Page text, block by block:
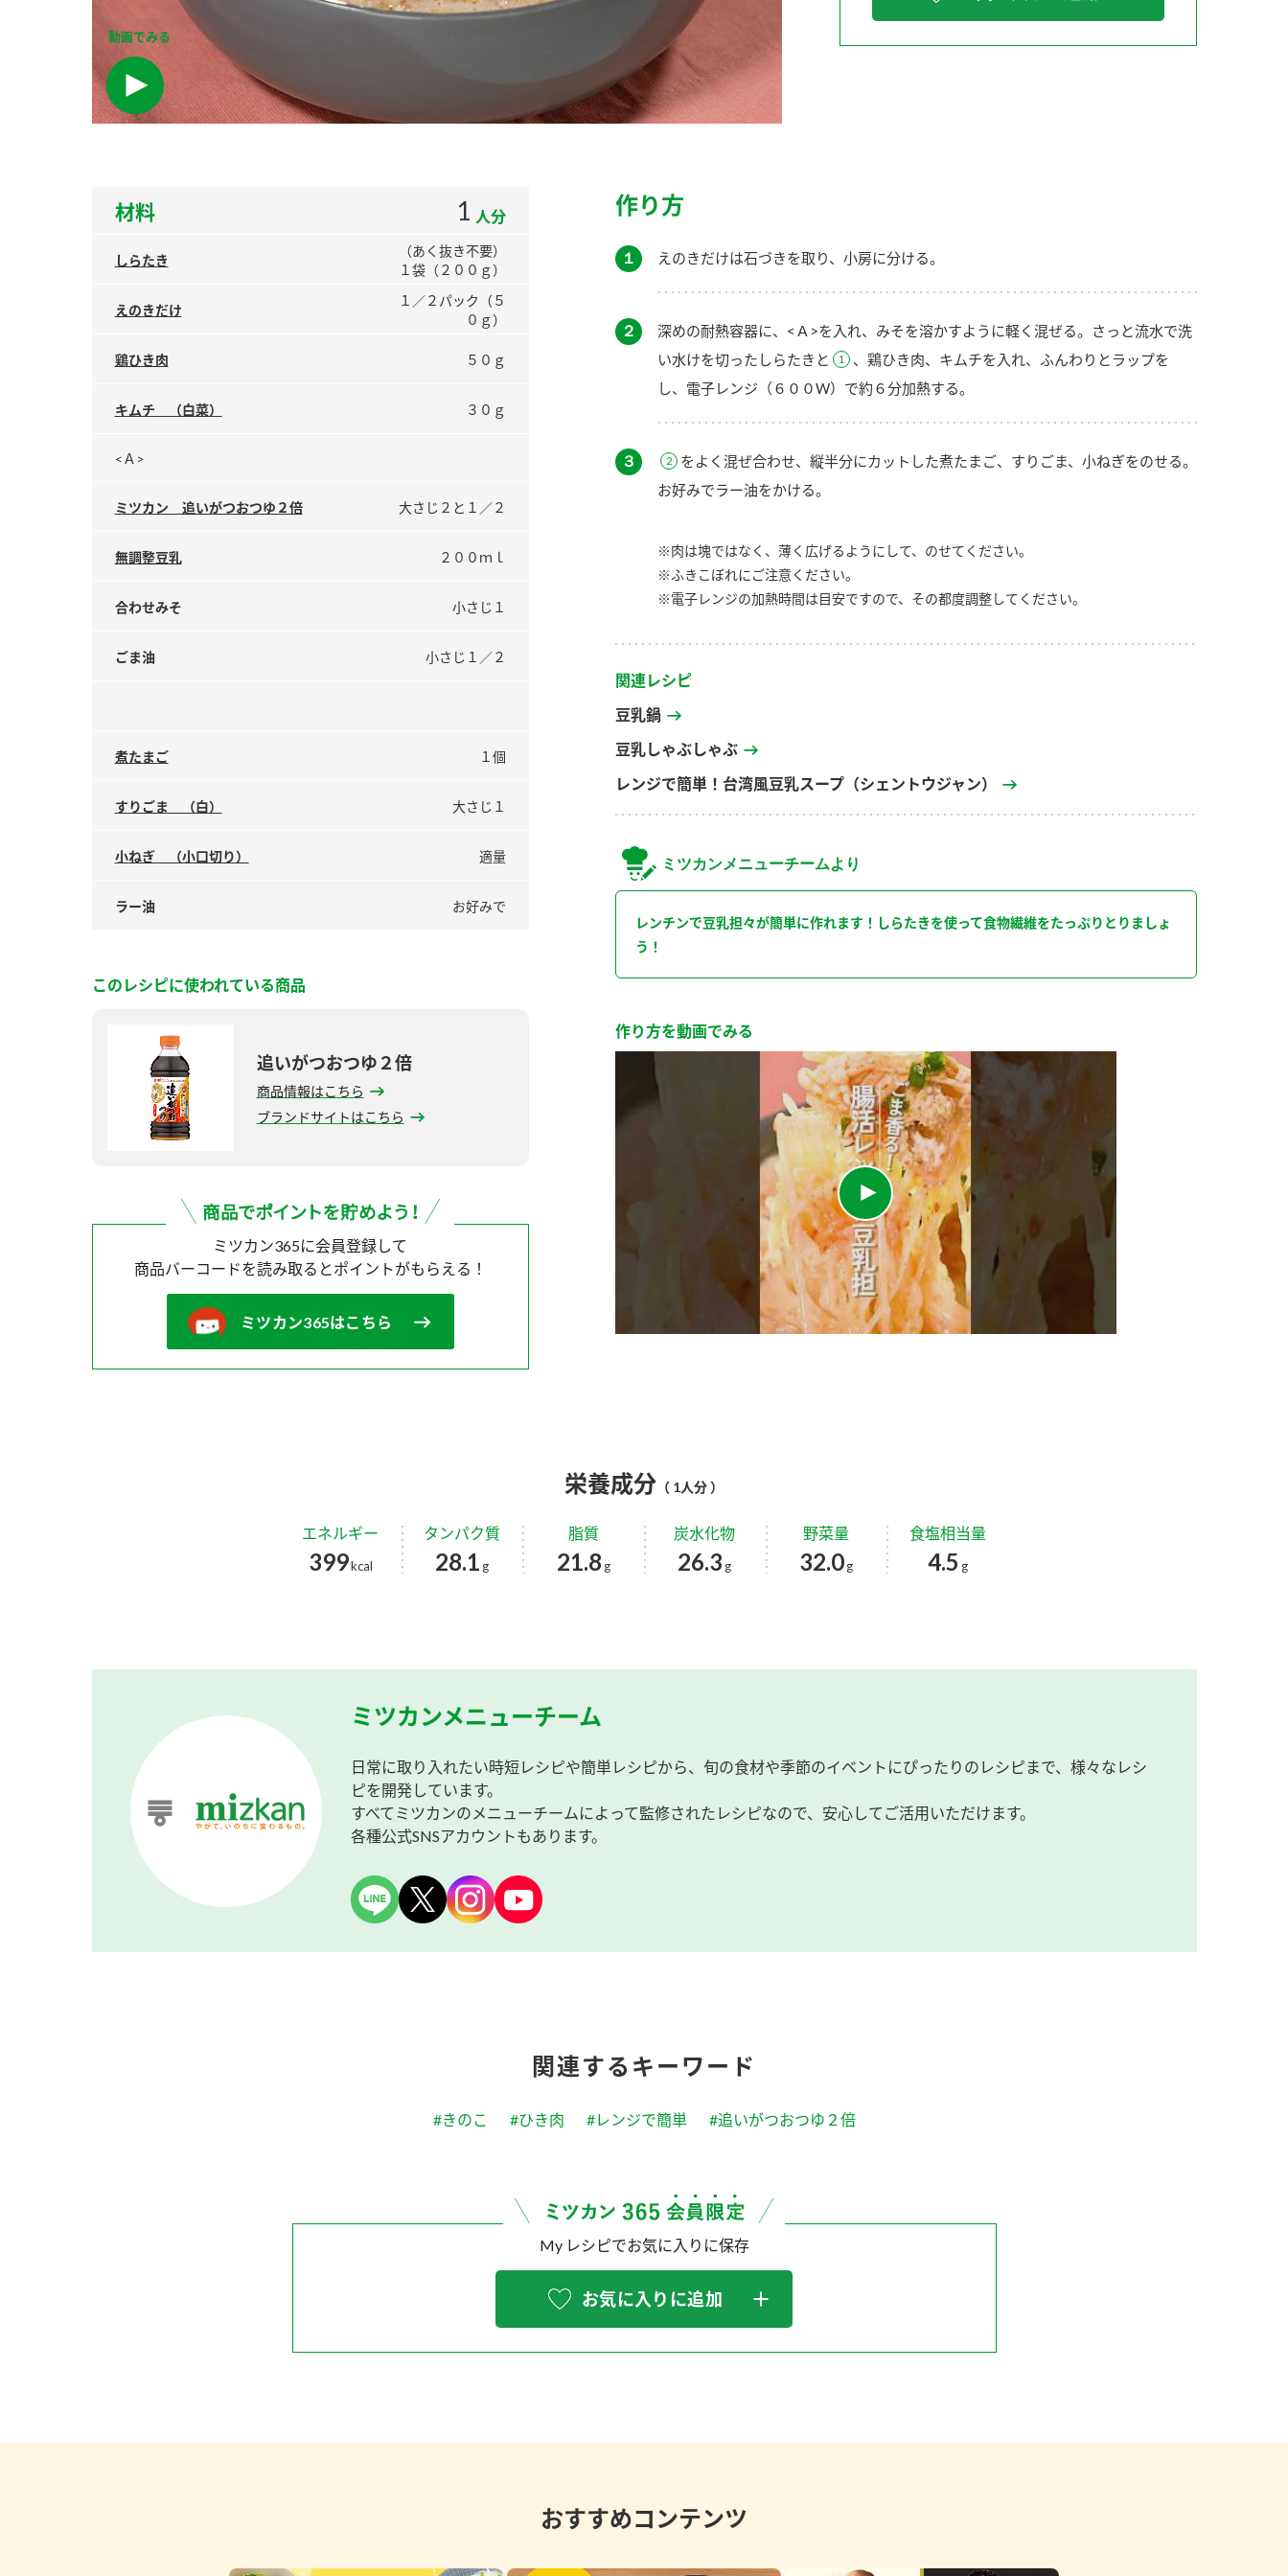
動画でみる
材料 1 人分
しらたき
（あく抜き不要）
１袋（２００ｇ）
えのきだけ
１／２パック（５
０ｇ）
鶏ひき肉 ５０ｇ
キムチ （白菜） ３０ｇ
<Ａ>
ミツカン 追いがつおつゆ２倍 大さじ２と１／２
無調整豆乳 ２００ｍｌ
合わせみそ 小さじ１
ごま油 小さじ１／２
煮たまご １個
すりごま （白） 大さじ１
小ねぎ （小口切り） 適量
ラー油 お好みで
このレシピに使われている商品
追いがつおつゆ２倍
商品情報はこちら
ブランドサイトはこちら
ミツカン365に会員登録して
商品バーコードを読み取ると ポイントがもらえる！
ミツカン365はこちら
作り方
１ えのきだけは石づきを取り、小房に分ける。
２
深めの耐熱容器に、<Ａ>を入れ、みそを溶かすように軽く混ぜる。さっと流水で洗
い水けを切ったしらたきと
、鶏ひき肉、キムチを入れ、ふんわりとラップを
し、電子レンジ（６００W）で約６分加熱する。
３
をよく混ぜ合わせ、縦半分にカットした煮たまご、すりごま、小ねぎをのせる。
お好みでラー油をかける。
※肉は塊ではなく、薄く広げるようにして、のせてください。
※ふきこぼれにご注意ください。
※電子レンジの加熱時間は目安ですので、その都度調整してください。
関連レシピ
豆乳鍋
豆乳しゃぶしゃぶ
レンジで簡単！台湾風豆乳スープ（シェントウジャン）
ミツカンメニューチームより
レンチンで豆乳担々が簡単に作れます！しらたきを使って食物繊維をたっぷりとりましょ
う！
作り方を動画でみる
栄養成分 （ 1人分 ）
エネルギー
399kcal
タンパク質
28.1 g
脂質
21.8 g
炭水化物
26.3 g
野菜量
32.0g
食塩相当量
4.5 g
ミツカンメニューチーム
日常に取り入れたい時短レシピや簡単レシピから、旬の食材や季節のイベントにぴったりのレシピまで、様々なレシ
ピを開発しています。
すべてミツカンのメニューチームによって監修されたレシピなので、安心してご活用いただけます。
各種公式SNSアカウントもあります。
関連するキーワード
#きのこ #ひき肉 #レンジで簡単 #追いがつおつゆ２倍
My レシピでお気に入りに保存
お気に入りに追加
おすすめコンテンツ